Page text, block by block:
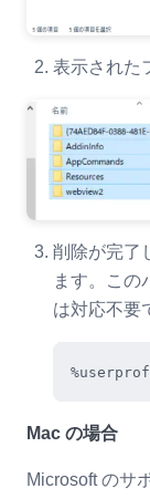
表示された
削除が完了
ます。この
は対応不要
Mac の場合
Microsoft のサ